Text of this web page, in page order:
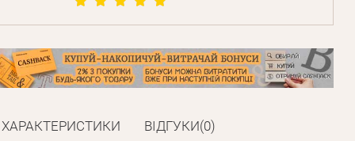
ХАРАКТЕРИСТИКИ ВІДГУКИ(0)